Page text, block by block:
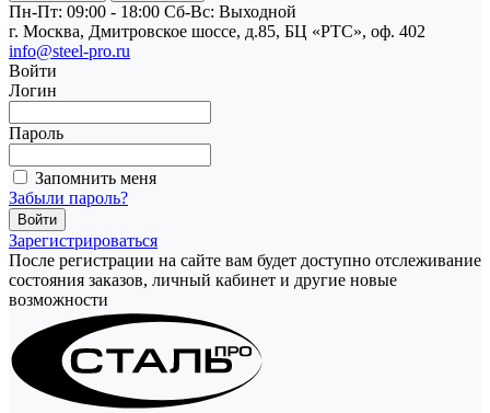
Пн-Пт: 09:00 - 18:00 Cб-Вс: Выходной
г. Москва, Дмитровское шоссе, д.85, БЦ «РТС», оф. 402
info@steel-pro.ru
Войти
Логин
Пароль
Запомнить меня
Забыли пароль?
Зарегистрироваться
После регистрации на сайте вам будет доступно отслеживание
состояния заказов, личный кабинет и другие новые
возможности